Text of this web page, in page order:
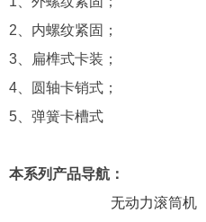
2、内螺纹紧固；
3、扁榫式卡装；
4、圆轴卡销式；
5、弹簧卡槽式
本系列产品导航：
无动力滚筒机